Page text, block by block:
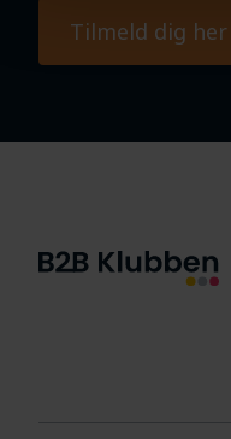
Tilmeld dig her